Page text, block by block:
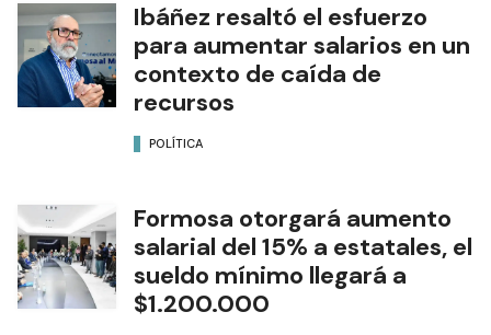
Ibáñez resaltó el esfuerzo
para aumentar salarios en un
contexto de caída de
recursos
POLÍTICA
Formosa otorgará aumento
salarial del 15% a estatales, el
sueldo mínimo llegará a
$1.200.000